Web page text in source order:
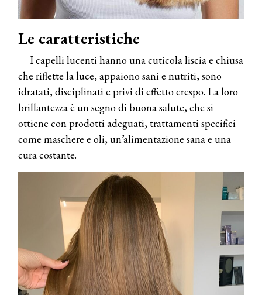
Le caratteristiche
I capelli lucenti hanno una cuticola liscia e chiusa
che riflette la luce, appaiono sani e nutriti, sono
idratati, disciplinati e privi di effetto crespo. La loro
brillantezza è un segno di buona salute, che si
ottiene con prodotti adeguati, trattamenti specifici
come maschere e oli, un’alimentazione sana e una
cura costante.